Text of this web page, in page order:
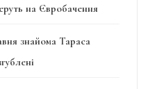
на Євробачення
знайома Тараса